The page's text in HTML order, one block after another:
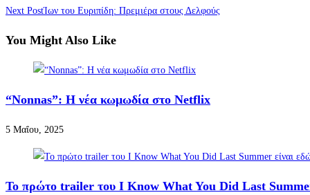
Next PostΊων του Ευριπίδη: Πρεμιέρα στους Δελφούς
You Might Also Like
“Nonnas”: Η νέα κωμωδία στο Netflix
5 Μαΐου, 2025
Το πρώτο trailer του I Know What You Did Last